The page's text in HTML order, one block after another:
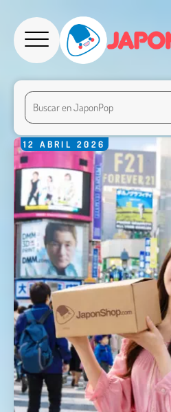
12 ABRIL 2026